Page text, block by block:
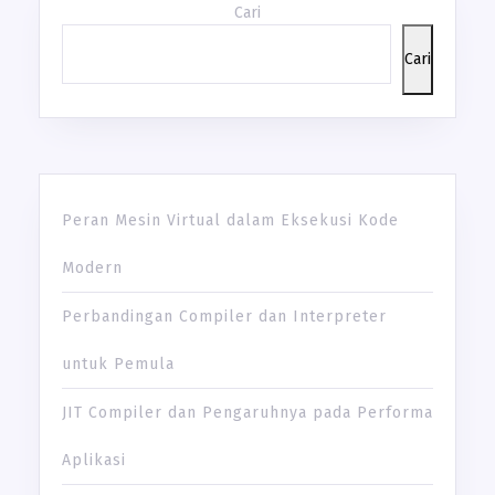
Cari
Cari
Peran Mesin Virtual dalam Eksekusi Kode
Modern
Perbandingan Compiler dan Interpreter
untuk Pemula
JIT Compiler dan Pengaruhnya pada Performa
Aplikasi